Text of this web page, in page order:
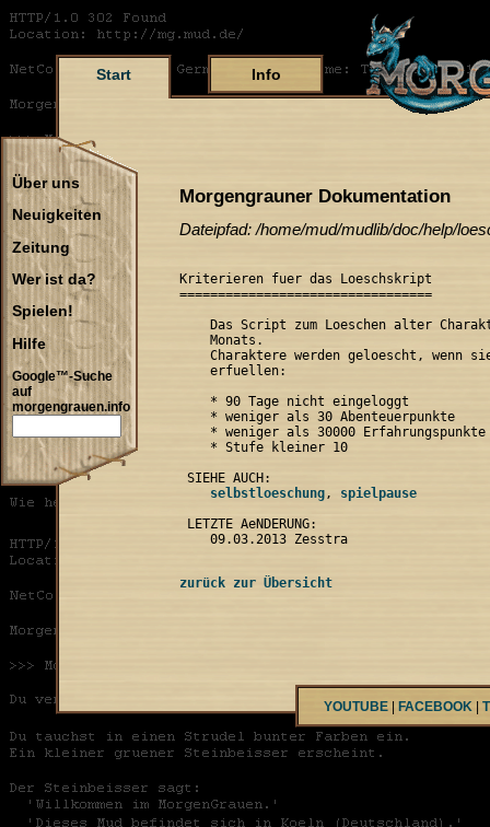
Start Info
Über uns
Neuigkeiten
Zeitung
Wer ist da?
Spielen!
Hilfe
Google™-Suche
auf
morgengrauen.info
Morgengrauner Dokumentation
Dateipfad: /home/mud/mudlib/doc/help/
Kriterieren fuer das Loeschskript
=================================
Das Script zum Loeschen alter
    Monats.
Charaktere werden geloescht, wenn
    erfuellen:
    * 90 Tage nicht eingeloggt
    * weniger als 30 Abenteuerpunkte
    * weniger als 30000 Erfahrungspunkte
    * Stufe kleiner 10
    selbstloeschung
,
LETZTE AeNDERUNG:
zurück zur Übersicht
YOUTUBE FACEBOOK